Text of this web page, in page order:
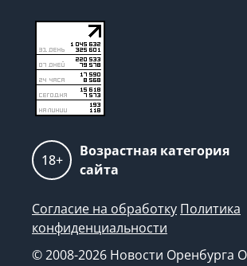
18+
Возрастная категория
сайта
Согласие на обработку Политика
конфиденциальности
© 2008-2026 Новости Оренбурга